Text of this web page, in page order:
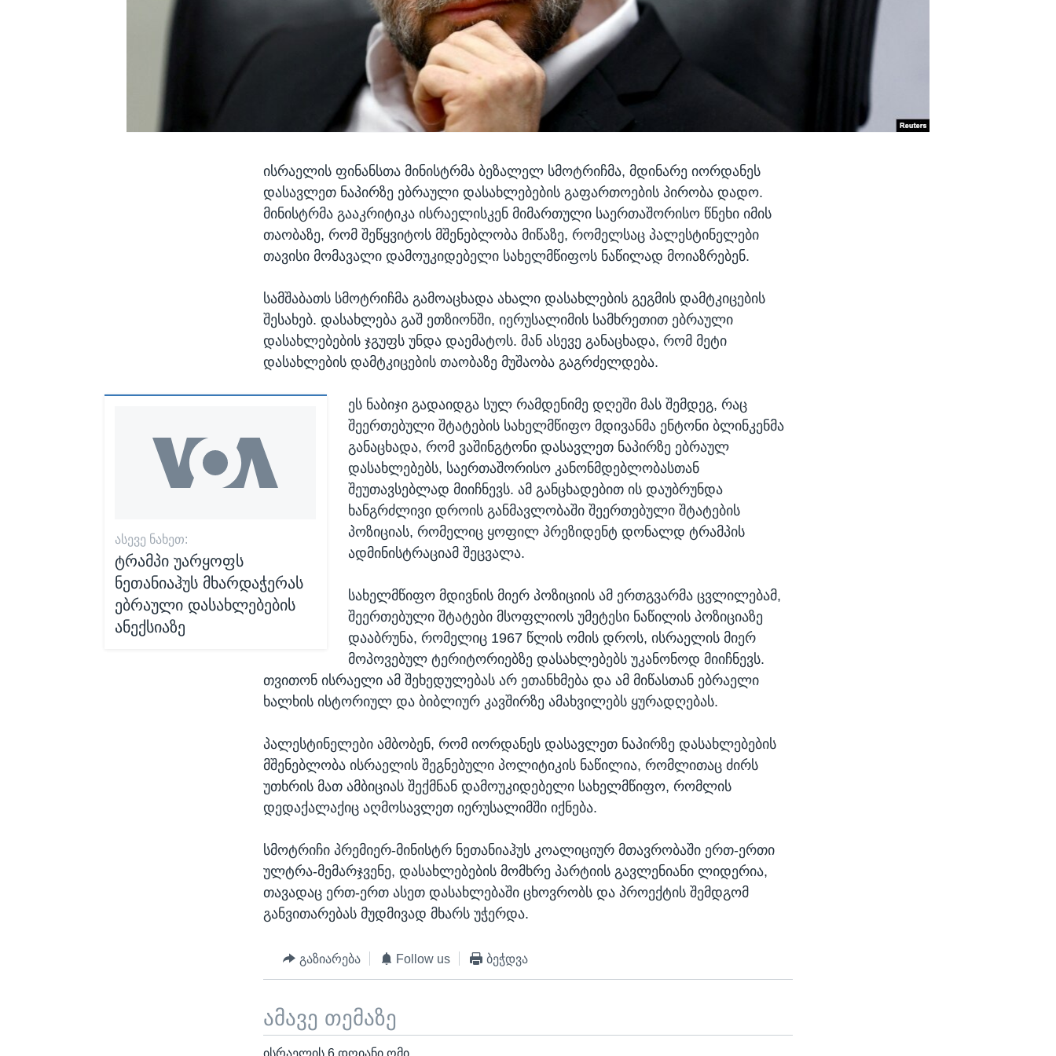
ისრაელის ფინანსთა მინისტრმა ბეზალელ სმოტრიჩმა, მდინარე იორდანეს
დასავლეთ ნაპირზე ებრაული დასახლებების გაფართოების პირობა დადო.
მინისტრმა გააკრიტიკა ისრაელისკენ მიმართული საერთაშორისო წნეხი იმის
თაობაზე, რომ შეწყვიტოს მშენებლობა მიწაზე, რომელსაც პალესტინელები
თავისი მომავალი დამოუკიდებელი სახელმწიფოს ნაწილად მოიაზრებენ.
სამშაბათს სმოტრიჩმა გამოაცხადა ახალი დასახლების გეგმის დამტკიცების
შესახებ. დასახლება გაშ ეთზიონში, იერუსალიმის სამხრეთით ებრაული
დასახლებების ჯგუფს უნდა დაემატოს. მან ასევე განაცხადა, რომ მეტი
დასახლების დამტკიცების თაობაზე მუშაობა გაგრძელდება.
ᲐᲡᲔᲕᲔ ᲜᲐᲮᲔᲗ:
ტრამპი უარყოფს
ნეთანიაჰუს მხარდაჭერას
ებრაული დასახლებების
ანექსიაზე
ეს ნაბიჯი გადაიდგა სულ რამდენიმე დღეში მას შემდეგ, რაც
შეერთებული შტატების სახელმწიფო მდივანმა ენტონი ბლინკენმა
განაცხადა, რომ ვაშინგტონი დასავლეთ ნაპირზე ებრაულ
დასახლებებს, საერთაშორისო კანონმდებლობასთან
შეუთავსებლად მიიჩნევს. ამ განცხადებით ის დაუბრუნდა
ხანგრძლივი დროის განმავლობაში შეერთებული შტატების
პოზიციას, რომელიც ყოფილ პრეზიდენტ დონალდ ტრამპის
ადმინისტრაციამ შეცვალა.
სახელმწიფო მდივნის მიერ პოზიციის ამ ერთგვარმა ცვლილებამ,
შეერთებული შტატები მსოფლიოს უმეტესი ნაწილის პოზიციაზე
დააბრუნა, რომელიც 1967 წლის ომის დროს, ისრაელის მიერ
მოპოვებულ ტერიტორიებზე დასახლებებს უკანონოდ მიიჩნევს.
თვითონ ისრაელი ამ შეხედულებას არ ეთანხმება და ამ მიწასთან ებრაელი
ხალხის ისტორიულ და ბიბლიურ კავშირზე ამახვილებს ყურადღებას.
პალესტინელები ამბობენ, რომ იორდანეს დასავლეთ ნაპირზე დასახლებების
მშენებლობა ისრაელის შეგნებული პოლიტიკის ნაწილია, რომლითაც ძირს
უთხრის მათ ამბიციას შექმნან დამოუკიდებელი სახელმწიფო, რომლის
დედაქალაქიც აღმოსავლეთ იერუსალიმში იქნება.
სმოტრიჩი პრემიერ-მინისტრ ნეთანიაჰუს კოალიციურ მთავრობაში ერთ-ერთი
ულტრა-მემარჯვენე, დასახლებების მომხრე პარტიის გავლენიანი ლიდერია,
თავადაც ერთ-ერთ ასეთ დასახლებაში ცხოვრობს და პროექტის შემდგომ
განვითარებას მუდმივად მხარს უჭერდა.
გაზიარება Follow us ბეჭდვა
ამავე თემაზე
ისრაელის 6 დღიანი ომი